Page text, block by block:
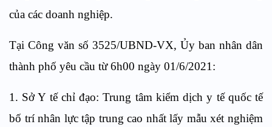
của các doanh nghiệp.
Tại Công văn số 3525/UBND-VX, Ủy ban nhân dân
thành phố yêu cầu từ 6h00 ngày 01/6/2021:
1. Sở Y tế chỉ đạo: Trung tâm kiểm dịch y tế quốc tế
bố trí nhân lực tập trung cao nhất lấy mẫu xét nghiệm